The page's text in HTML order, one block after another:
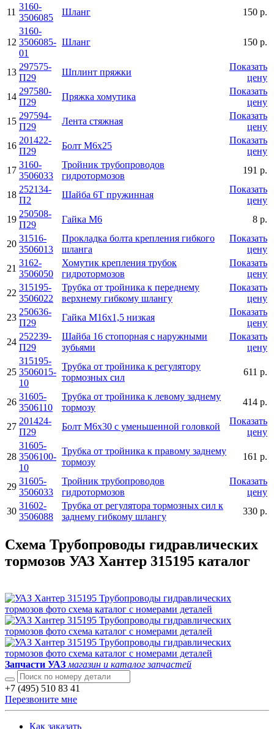
11
3160-
3506085
Шланг 150 р.
12
3160-
3506085-
01
Шланг 150 р.
13
297575-
П29
Шплинт пряжки
Показать
цену
14
297580-
П29
Пряжка хомутика
Показать
цену
15
297594-
П29
Лента стяжная
Показать
цену
16
201422-
П29
Болт М6х25
Показать
цену
17
3160-
3506033
Тройник трубопроводов
гидротормозов
191 р.
18
252134-
П2
Шайба 6Т пружинная
Показать
цену
19
250508-
П29
Гайка М6 8 р.
20
31516-
3506013
Прокладка болта крепления гибкого
шланга
Показать
цену
21
3162-
3506050
Хомутик крепления трубок
гидротормозов
Показать
цену
22
315195-
3506022
Трубка от тройника к переднему
верхнему гибкому шлангу
Показать
цену
23
250636-
П29
Гайка М16х1,5 низкая
Показать
цену
24
252239-
П29
Шайба 16 стопорная с наружными
зубьями
Показать
цену
25
315195-
3506015-
10
Трубка от тройника к регулятору
тормозных сил
611 р.
26
31605-
3506110
Трубка от тройника к левому заднему
тормозу
414 р.
27
201424-
П29
Болт М6х30 с уменьшенной головкой
Показать
цену
28
31605-
3506100-
10
Трубка от тройника к правому заднему
тормозу
161 р.
29
31605-
3506033
Тройник трубопроводов
гидротормозов
Показать
цену
30
31602-
3506088
Трубка от регулятора тормозных сил к
заднему гибкому шлангу
330 р.
Схема Трубопроводы гидравлических
тормозов УАЗ Хантер 315195 каталог
Запчасти УАЗ магазин и каталог запчастей
+7 (495) 510 83 41
Перезвоните мне
Как заказать